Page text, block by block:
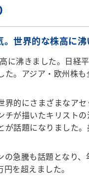
。世界的な株高に
に沸きました。日経
。アジア・欧州株も
的にさまざまなアセ
チが描いたキリスト
話題になりました
急騰も話題となり
を超えました。